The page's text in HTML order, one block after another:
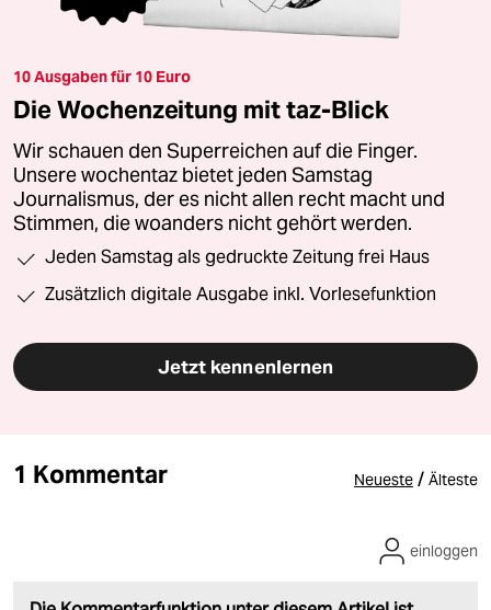
10 Ausgaben für 10 Euro
Die Wochenzeitung mit taz-Blick
Wir schauen den Superreichen auf die Finger.
Unsere wochentaz bietet jeden Samstag
Journalismus, der es nicht allen recht macht und
Stimmen, die woanders nicht gehört werden.
Jeden Samstag als gedruckte Zeitung frei Haus
Zusätzlich digitale Ausgabe inkl. Vorlesefunktion
Jetzt kennenlernen
1 Kommentar Neueste / Älteste
einloggen